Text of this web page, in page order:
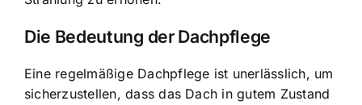
Die Bedeutung der Dachpflege
Eine regelmäßige Dachpflege ist unerlässlich, um
sicherzustellen, dass das Dach in gutem Zustand